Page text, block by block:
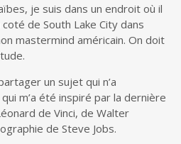
je suis dans un endroit où il
de South Lake City dans
mastermind américain. On doit
un sujet qui n’a
m’a été inspiré par la dernière
de Vinci, de Walter
de Steve Jobs.